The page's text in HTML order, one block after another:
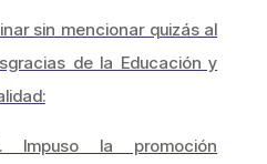
sin mencionar quizás al
de la Educación y
Impuso la promoción